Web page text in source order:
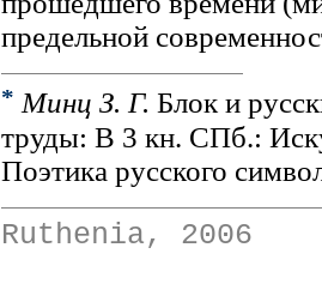
предельной
* Минц З. Г. Блок и
труды: В 3 кн. СПб.:
Поэтика русского
Ruthenia, 2006